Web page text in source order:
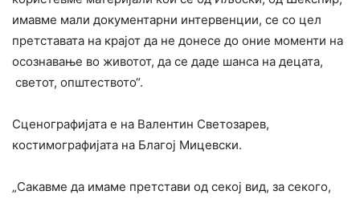
имавме мали документарни интервенции, се со цел
претставата на крајот да не донесе до оние моменти на
осознавање во животот, да се даде шанса на децата,
светот, општеството“.
Сценографијата е на Валентин Светозарев,
костимографијата на Благој Мицевски.
„Сакавме да имаме претстави од секој вид, за секого,